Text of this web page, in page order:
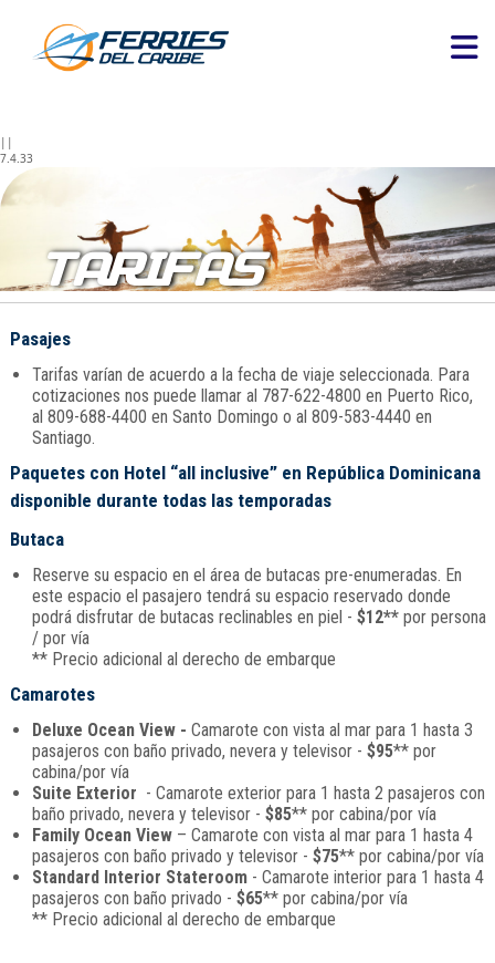
||
7.4.33
TARIFAS
Pasajes
Tarifas varían de acuerdo a la fecha de viaje seleccionada. Para
cotizaciones nos puede llamar al 787-622-4800 en Puerto Rico,
al 809-688-4400 en Santo Domingo o al 809-583-4440 en
Santiago.
Paquetes con Hotel “all inclusive” en República Dominicana
disponible durante todas las temporadas
Butaca
Reserve su espacio en el área de butacas pre-enumeradas. En
este espacio el pasajero tendrá su espacio reservado donde
podrá disfrutar de butacas reclinables en piel - $12**por persona
/ por vía
** Precio adicional al derecho de embarque
Camarotes
Deluxe Ocean View - Camarote con vista al mar para 1 hasta 3
pasajeros con baño privado, nevera y televisor - $95** por
cabina/por vía
Suite Exterior - Camarote exterior para 1 hasta 2 pasajeros con
baño privado, nevera y televisor - $85** por cabina/por vía
Family Ocean View– Camarote con vista al mar para 1 hasta 4
pasajeros con baño privado y televisor - $75** por cabina/por vía
Standard Interior Stateroom- Camarote interior para 1 hasta 4
pasajeros con baño privado - $65** por cabina/por vía
** Precio adicional al derecho de embarque